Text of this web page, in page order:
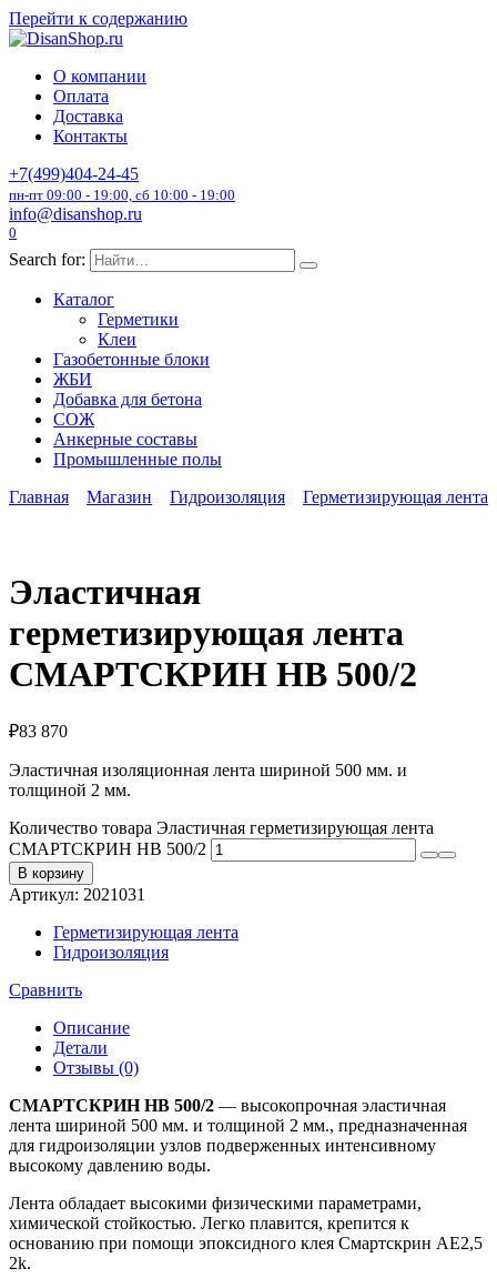
Перейти к содержанию
О компании
Оплата
Доставка
Контакты
+7(499)404-24-45
пн-пт 09:00 - 19:00, сб 10:00 - 19:00
info@disanshop.ru
0
Search for:
Каталог
Герметики
Клеи
Газобетонные блоки
ЖБИ
Добавка для бетона
СОЖ
Анкерные составы
Промышленные полы
Главная
Магазин Гидроизоляция Герметизирующая лента
Эластичная
герметизирующая лента
СМАРТСКРИН HB 500/2
₽83 870
Эластичная изоляционная лента шириной 500 мм. и
толщиной 2 мм.
Количество товара Эластичная герметизирующая лента
СМАРТСКРИН HB 500/2
В корзину
Артикул: 2021031
Герметизирующая лента
Гидроизоляция
Сравнить
Описание
Детали
Отзывы (0)
СМАРТСКРИН HB 500/2 — высокопрочная эластичная
лента шириной 500 мм. и толщиной 2 мм., предназначенная
для гидроизоляции узлов подверженных интенсивному
высокому давлению воды.
Лента обладает высокими физическими параметрами,
химической стойкостью. Легко плавится, крепится к
основанию при помощи эпоксидного клея Смартскрин AE2,5
2k.